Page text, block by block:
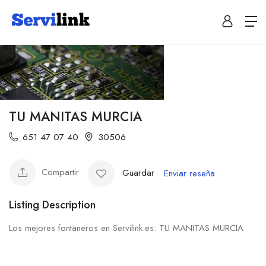
TU MANITAS MURCIA
651 47 07 40 30506
Compartir Guardar Enviar reseña
Listing Description
Los mejores fontaneros en Servilink.es: TU MANITAS MURCIA